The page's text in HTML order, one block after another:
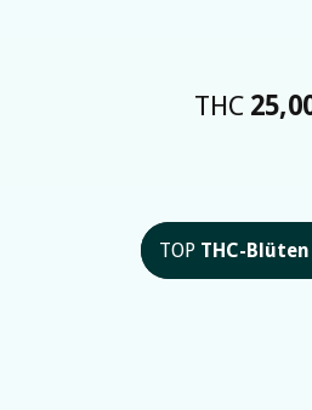
THC
TOP THC-Blüten